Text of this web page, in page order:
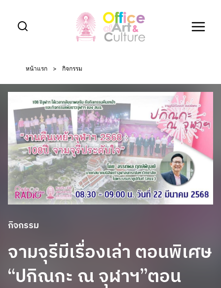
content
หน้าแรก > กิจกรรม
กิจกรรม
จามจุรีมีเรื่องเล่า ตอนพิเศษ
“ปกิณกะ ณ จุฬาฯ”ตอน